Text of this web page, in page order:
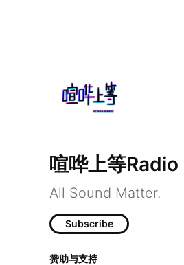
喧哗上等Radio
All Sound Matter.
Subscribe
赞助与支持